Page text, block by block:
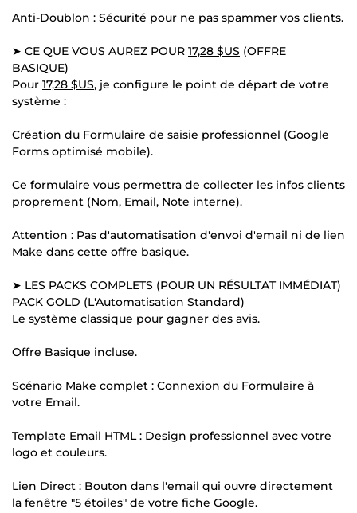
Anti-Doublon : Sécurité pour ne pas spammer vos clients.
➤ CE QUE VOUS AUREZ POUR 17,28 $US (OFFRE
BASIQUE)
Pour 17,28 $US, je configure le point de départ de votre
système :
Création du Formulaire de saisie professionnel (Google
Forms optimisé mobile).
Ce formulaire vous permettra de collecter les infos clients
proprement (Nom, Email, Note interne).
Attention : Pas d'automatisation d'envoi d'email ni de lien
Make dans cette offre basique.
➤ LES PACKS COMPLETS (POUR UN RÉSULTAT IMMÉDIAT)
PACK GOLD (L'Automatisation Standard)
Le système classique pour gagner des avis.
Offre Basique incluse.
Scénario Make complet : Connexion du Formulaire à
votre Email.
Template Email HTML : Design professionnel avec votre
logo et couleurs.
Lien Direct : Bouton dans l'email qui ouvre directement
la fenêtre "5 étoiles" de votre fiche Google.